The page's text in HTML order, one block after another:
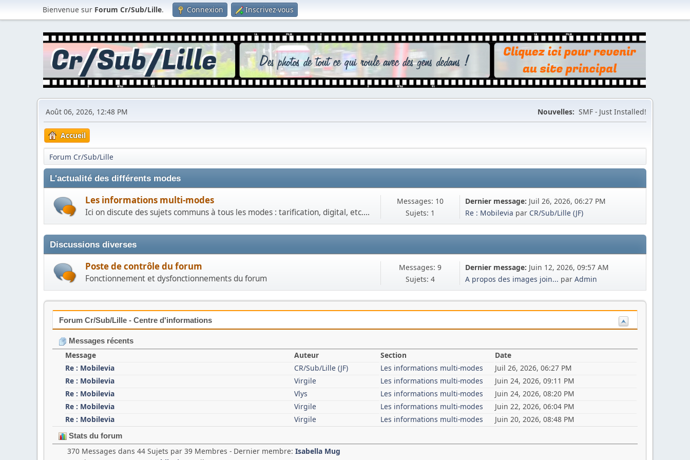
Bienvenue sur Forum Cr/Sub/Lille. Connexion Inscrivez-vous
Août 06, 2026, 12:48 PM Nouvelles: SMF - Just Installed!
Accueil
Forum Cr/Sub/Lille
L'actualité des différents modes
Les informations multi-modes
Ici on discute des sujets communs à tous les modes : tarification, digital, etc....
Messages: 10
Sujets: 1
Dernier message: Juil 26, 2026, 06:27 PM
Re : Mobilevia parCR/Sub/Lille (JF)
Discussions diverses
Poste de contrôle du forum
Fonctionnement et dysfonctionnements du forum
Messages: 9
Sujets: 4
Dernier message: Juin 12, 2026, 09:57 AM
A propos des images join... parAdmin
Forum Cr/Sub/Lille - Centre d'informations
Messages récents
Message Auteur Section
Date
Re : Mobilevia
CR/Sub/Lille (JF) Les informations multi-modes
Juil 26, 2026, 06:27 PM
Re : Mobilevia
Virgile Les informations multi-modes
Juin 24, 2026, 09:11 PM
Re : Mobilevia
Vlys Les informations multi-modes
Juin 24, 2026, 08:20 PM
Re : Mobilevia
Virgile Les informations multi-modes
Juin 22, 2026, 06:04 PM
Re : Mobilevia
Virgile Les informations multi-modes Juin 20, 2026, 08:48 PM
Stats du forum
370 Messages dans 44 Sujets par 39 Membres - Dernier membre: Isabella Mug